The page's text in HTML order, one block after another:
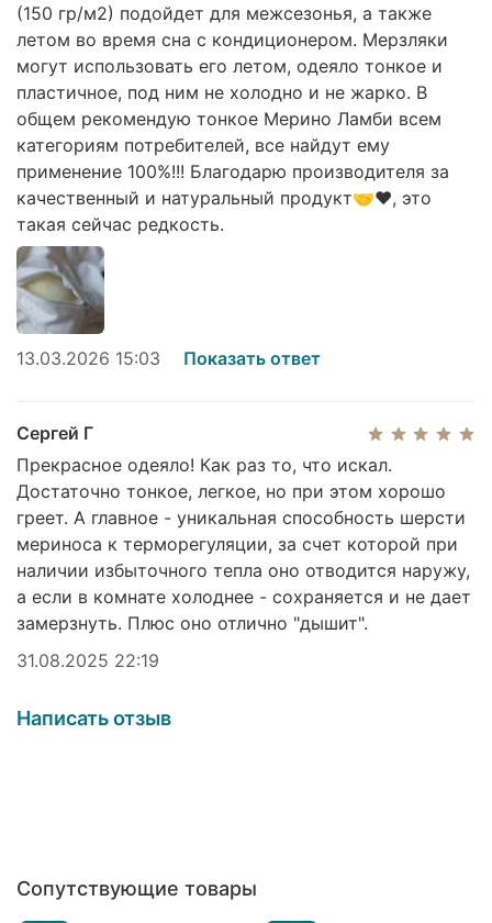
(150 гр/м2) подойдет для межсезонья, а также
летом во время сна с кондиционером. Мерзляки
могут использовать его летом, одеяло тонкое и
пластичное, под ним не холодно и не жарко. В
общем рекомендую тонкое Мерино Ламби всем
категориям потребителей, все найдут ему
применение 100%!!! Благодарю производителя за
качественный и натуральный продукт🤝❤️, это
такая сейчас редкость.
13.03.2026 15:03 Показать ответ
Сергей Г
Прекрасное одеяло! Как раз то, что искал.
Достаточно тонкое, легкое, но при этом хорошо
греет. А главное - уникальная способность шерсти
мериноса к терморегуляции, за счет которой при
наличии избыточного тепла оно отводится наружу,
а если в комнате холоднее - сохраняется и не дает
замерзнуть. Плюс оно отлично "дышит".
31.08.2025 22:19
Написать отзыв
Сопутствующие товары